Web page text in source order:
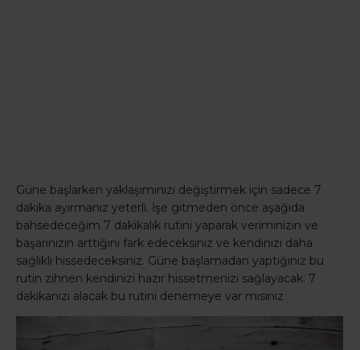
Güne başlarken yaklaşımınızı değiştirmek için sadece 7
dakika ayırmanız yeterli. İşe gitmeden önce aşağıda
bahsedeceğim 7 dakikalık rutini yaparak veriminizin ve
başarınızın arttığını fark edeceksiniz ve kendinizi daha
sağlıklı hissedeceksiniz. Güne başlamadan yaptığınız bu
rutin zihnen kendinizi hazır hissetmenizi sağlayacak. 7
dakikanızı alacak bu rutini denemeye var mısınız